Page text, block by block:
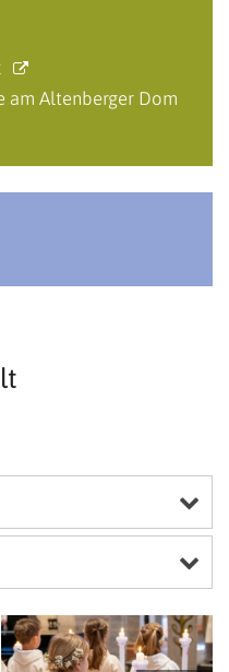
am Altenberger Dom